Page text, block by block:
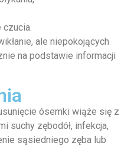
czucia.
ale niepokojących
na podstawie informacji
ósemki wiąże się z
suchy zębodół, infekcja,
sąsiedniego zęba lub